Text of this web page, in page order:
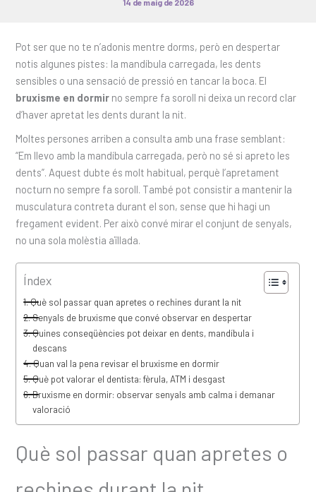
14 de maig de 2026
Pot ser que no te n’adonis mentre dorms, però en despertar
notis algunes pistes: la mandíbula carregada, les dents
sensibles o una sensació de pressió en tancar la boca. El
bruxisme en dormir no sempre fa soroll ni deixa un record clar
d’haver apretat les dents durant la nit.
Moltes persones arriben a consulta amb una frase semblant:
“Em llevo amb la mandíbula carregada, però no sé si apreto les
dents”. Aquest dubte és molt habitual, perquè l’apretament
nocturn no sempre fa soroll. També pot consistir a mantenir la
musculatura contreta durant el son, sense que hi hagi un
fregament evident. Per això convé mirar el conjunt de senyals,
no una sola molèstia aïllada.
Índex
Què sol passar quan apretes o rechines durant la nit
Senyals de bruxisme que convé observar en despertar
Quines conseqüències pot deixar en dents, mandíbula i
descans
Quan val la pena revisar el bruxisme en dormir
Què pot valorar el dentista: fèrula, ATM i desgast
Bruxisme en dormir: observar senyals amb calma i demanar
valoració
Què sol passar quan apretes o